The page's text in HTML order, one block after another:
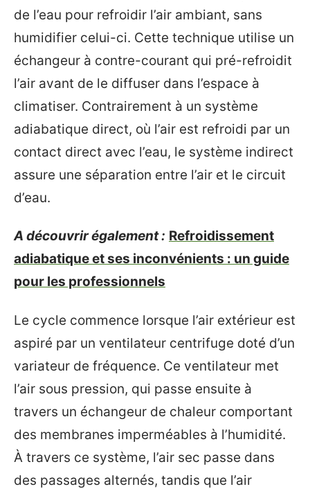
de l’eau pour refroidir l’air ambiant, sans
humidifier celui-ci. Cette technique utilise un
échangeur à contre-courant qui pré-refroidit
l’air avant de le diffuser dans l’espace à
climatiser. Contrairement à un système
adiabatique direct, où l’air est refroidi par un
contact direct avec l’eau, le système indirect
assure une séparation entre l’air et le circuit
d’eau.
A découvrir également : Refroidissement
adiabatique et ses inconvénients : un guide
pour les professionnels
Le cycle commence lorsque l’air extérieur est
aspiré par un ventilateur centrifuge doté d’un
variateur de fréquence. Ce ventilateur met
l’air sous pression, qui passe ensuite à
travers un échangeur de chaleur comportant
des membranes imperméables à l’humidité.
À travers ce système, l’air sec passe dans
des passages alternés, tandis que l’air